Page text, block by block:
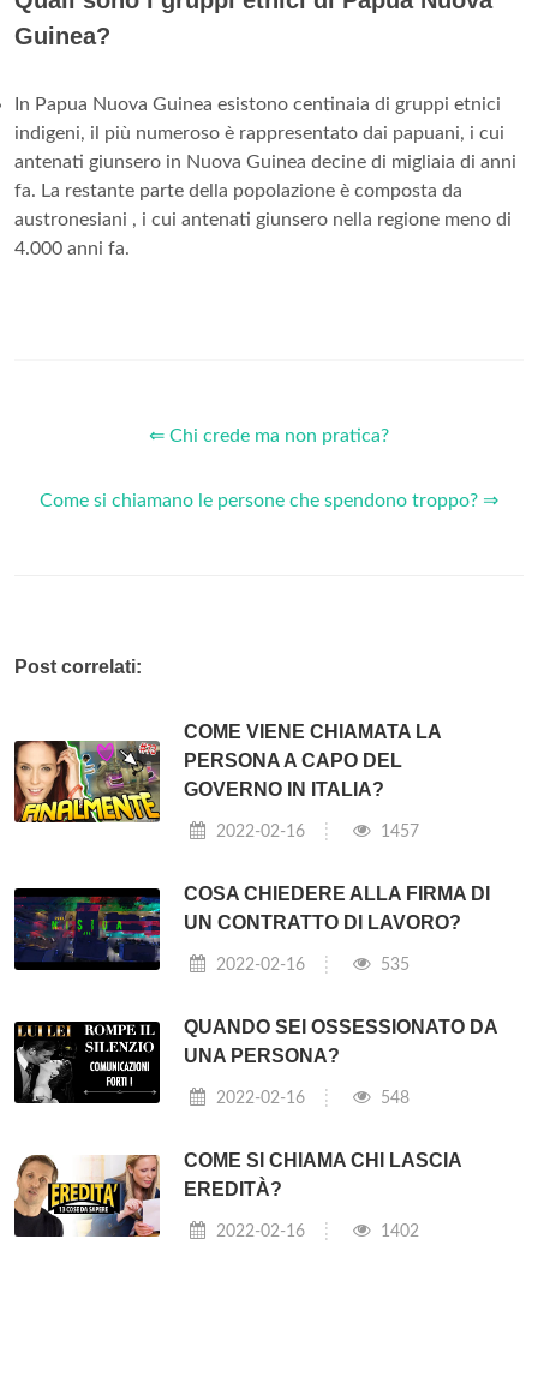
Guinea?
In Papua Nuova Guinea esistono centinaia di gruppi etnici
indigeni, il più numeroso è rappresentato dai papuani, i cui
antenati giunsero in Nuova Guinea decine di migliaia di anni
fa. La restante parte della popolazione è composta da
austronesiani , i cui antenati giunsero nella regione meno di
4.000 anni fa.
⇐ Chi crede ma non pratica?
Come si chiamano le persone che spendono troppo? ⇒
Post correlati:
COME VIENE CHIAMATA LA
PERSONA A CAPO DEL
GOVERNO IN ITALIA?
2022-02-16 1457
COSA CHIEDERE ALLA FIRMA DI
UN CONTRATTO DI LAVORO?
2022-02-16 535
QUANDO SEI OSSESSIONATO DA
UNA PERSONA?
2022-02-16 548
COME SI CHIAMA CHI LASCIA
EREDITÀ?
2022-02-16 1402